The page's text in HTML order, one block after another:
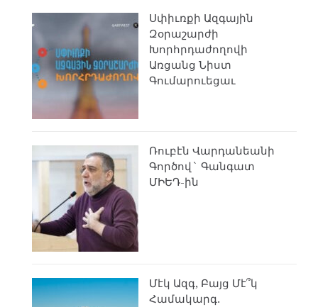
Սփիւռքի Ազգային
Զօրաշարժի
Խորհրդաժողովի
Առցանց Նիստ
Գումարուեցաւ
Ռուբէն Վարդանեանի
Գործով` Գանգատ
ՄԻԵԴ-ին
Մէկ Ազգ, Բայց Մէ՞կ
Համակարգ.